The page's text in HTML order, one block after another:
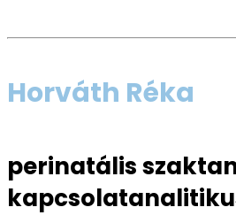
Horváth Réka
perinatális